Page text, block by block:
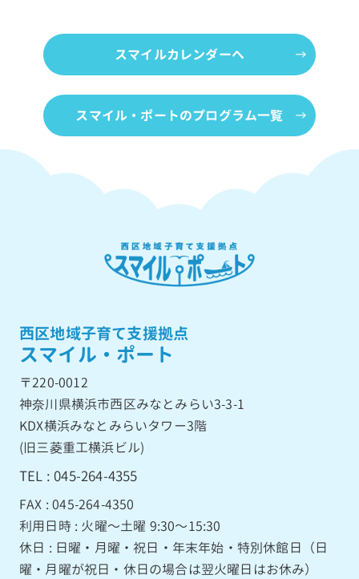
スマイルカレンダーへ
スマイル・ポートのプログラム一覧
西区地域子育て支援拠点
スマイル・ポート
〒220-0012
神奈川県横浜市西区みなとみらい3-3-1
KDX横浜みなとみらいタワー3階
(旧三菱重工横浜ビル)
TEL : 045-264-4355
FAX : 045-264-4350
利用日時 : 火曜〜土曜 9:30〜15:30
休日 : 日曜・月曜・祝日・年末年始・特別休館日（日
曜・月曜が祝日・休日の場合は翌火曜日はお休み）